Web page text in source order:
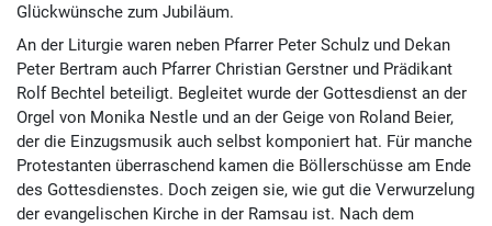
Glückwünsche zum Jubiläum.
An der Liturgie waren neben Pfarrer Peter Schulz und Dekan
Peter Bertram auch Pfarrer Christian Gerstner und Prädikant
Rolf Bechtel beteiligt. Begleitet wurde der Gottesdienst an der
Orgel von Monika Nestle und an der Geige von Roland Beier,
der die Einzugsmusik auch selbst komponiert hat. Für manche
Protestanten überraschend kamen die Böllerschüsse am Ende
des Gottesdienstes. Doch zeigen sie, wie gut die Verwurzelung
der evangelischen Kirche in der Ramsau ist. Nach dem